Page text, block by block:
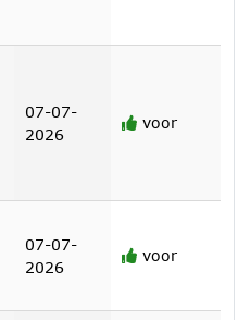
07-07-
2026
voor
07-07-
2026
voor